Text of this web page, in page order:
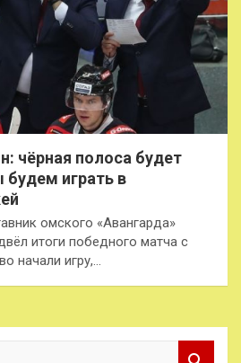
чёрная полоса будет
будем играть в
омского «Авангарда»
итоги победного матча с
начали игру,…